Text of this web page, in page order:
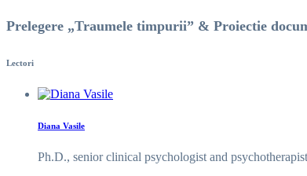
Prelegere „Traumele timpurii” & Proiectie
Lectori
Diana Vasile
Ph.D., senior clinical psychologist and